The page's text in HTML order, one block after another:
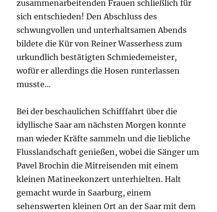
zusammenarbeitenden Frauen schließlich für
sich entschieden! Den Abschluss des
schwungvollen und unterhaltsamen Abends
bildete die Kür von Reiner Wasserhess zum
urkundlich bestätigten Schmiedemeister,
wofür er allerdings die Hosen runterlassen
musste…
Bei der beschaulichen Schifffahrt über die
idyllische Saar am nächsten Morgen konnte
man wieder Kräfte sammeln und die liebliche
Flusslandschaft genießen, wobei die Sänger um
Pavel Brochin die Mitreisenden mit einem
kleinen Matineekonzert unterhielten. Halt
gemacht wurde in Saarburg, einem
sehenswerten kleinen Ort an der Saar mit dem